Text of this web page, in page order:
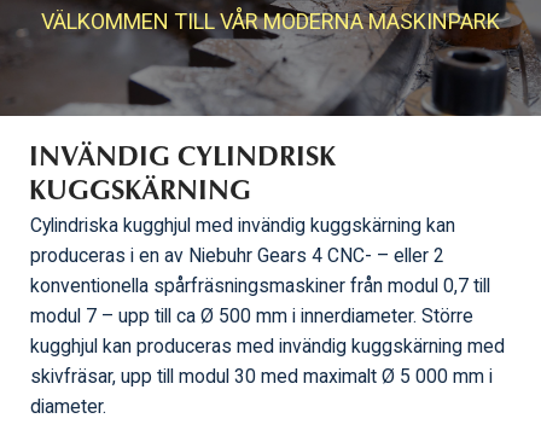
VÄLKOMMEN TILL VÅR MODERNA MASKINPARK
INVÄNDIG CYLINDRISK
KUGGSKÄRNING
Cylindriska kugghjul med invändig kuggskärning kan
produceras i en av Niebuhr Gears 4 CNC- – eller 2
konventionella spårfräsningsmaskiner från modul 0,7 till
modul 7 – upp till ca Ø 500 mm i innerdiameter. Större
kugghjul kan produceras med invändig kuggskärning med
skivfräsar, upp till modul 30 med maximalt Ø 5 000 mm i
diameter.